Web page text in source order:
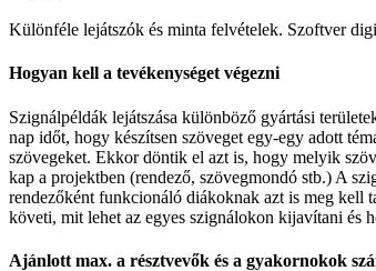
Különféle lejátszók és minta felvételek. Szoftver
Hogyan kell a tevékenységet végezni
Szignálpéldák lejátszása különböző gyártási
nap időt, hogy készítsen szöveget egy-egy adott
szövegeket. Ekkor döntik el azt is, hogy melyik
kap a projektben (rendező, szövegmondó stb.) A
rendezőként funkcionáló diákoknak azt is meg kell
követi, mit lehet az egyes szignálokon kijavítani és
Ajánlott max. a résztvevők és a gyakornokok